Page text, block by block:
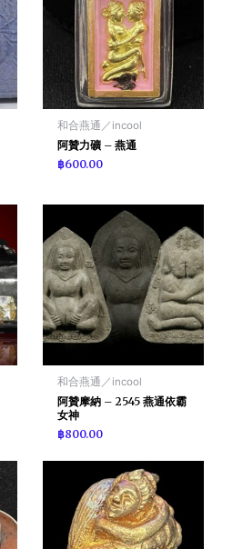
和合燕通／incool
阿贊力礦 – 燕通
฿600.00
和合燕通／incool
阿贊摩納 – 2545 燕通依霸
女神
฿800.00